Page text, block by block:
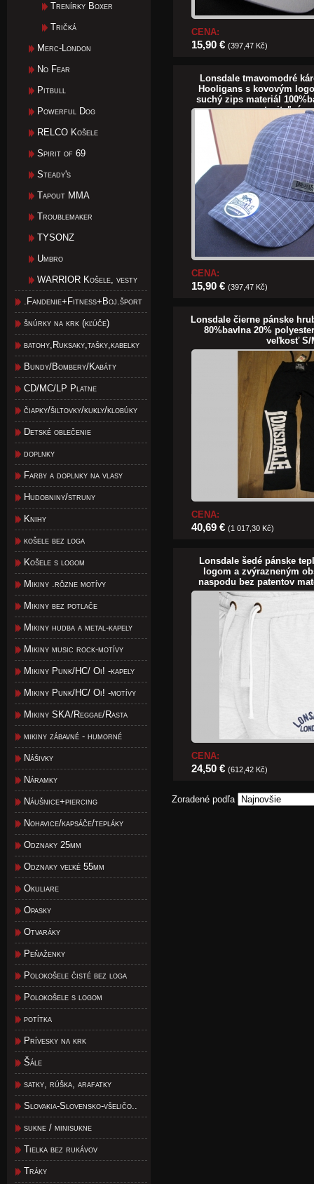
Trenírky Boxer
Tričká
Merc-London
No Fear
Pitbull
Powerful Dog
RELCO Košele
Spirit of 69
Steady's
Tapout MMA
Troublemaker
TYSONZ
Umbro
WARRIOR Košele, vesty
.Fandenie+Fitness+Boj.šport
šnúrky na krk (kľúče)
batohy,Ruksaky,tašky,kabelky
Bundy/Bombery/Kabáty
CD/MC/LP Platne
čiapky/šiltovky/kukly/klobúky
Detské oblečenie
doplnky
Farby a doplnky na vlasy
Hudobniny/struny
Knihy
košele bez loga
Košele s logom
Mikiny .rôzne motívy
Mikiny bez potlače
Mikiny hudba a metal-kapely
Mikiny music rock-motívy
Mikiny Punk/HC/ Oi! -kapely
Mikiny Punk/HC/ Oi! -motívy
Mikiny SKA/Reggae/Rasta
mikiny zábavné - humorné
Nášivky
Náramky
Náušnice+piercing
Nohavice/kapsáče/tepláky
Odznaky 25mm
Odznaky veľké 55mm
Okuliare
Opasky
Otvaráky
Peňaženky
Polokošele čisté bez loga
Polokošele s logom
potítka
Prívesky na krk
Šále
satky, rúška, arafatky
Slovakia-Slovensko-všeličo..
sukne / minisukne
Tielka bez rukávov
Tráky
CENA:
15,90 € (397,47 Kč)
Lonsdale tmavomodré
Hooligans s kovovým
suchý zips materiál
nastaviteľná
CENA:
15,90 € (397,47 Kč)
Lonsdale čierne pánske
80%bavlna 20%
veľkosť S/
CENA:
40,69 € (1 017,30 Kč)
Lonsdale šedé pánske
logom a zvýrazneným
naspodu bez patentov
CENA:
24,50 € (612,42 Kč)
Zoradené podľa